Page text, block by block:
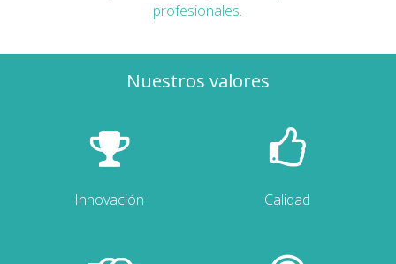
profesionales.
Nuestros valores
Innovación Calidad